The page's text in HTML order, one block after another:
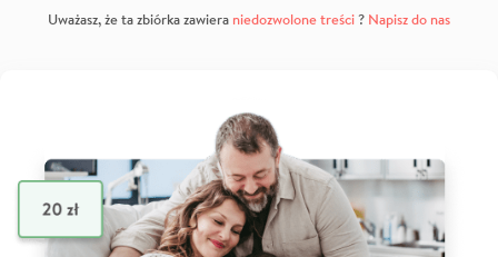
Uważasz, że ta zbiórka zawiera niedozwolone treści? Napisz do nas